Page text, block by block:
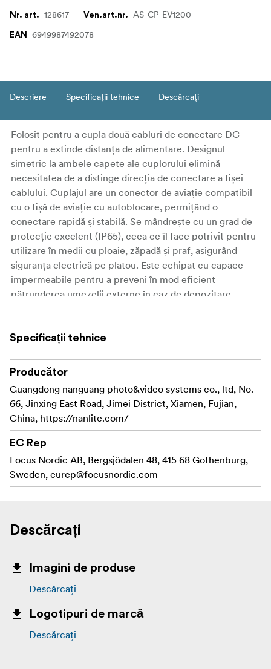
Nr. art. 128617 Ven.art.nr. AS-CP-EV1200
EAN 6949987492078
Descriere Specificații tehnice Descărcați
Folosit pentru a cupla două cabluri de conectare DC
pentru a extinde distanța de alimentare. Designul
simetric la ambele capete ale cuplorului elimină
necesitatea de a distinge direcția de conectare a fișei
cablului. Cuplajul are un conector de aviație compatibil
cu o fișă de aviație cu autoblocare, permițând o
conectare rapidă și stabilă. Se mândrește cu un grad de
protecție excelent (IP65), ceea ce îl face potrivit pentru
utilizare în medii cu ploaie, zăpadă și praf, asigurând
siguranța electrică pe platou. Este echipat cu capace
impermeabile pentru a preveni în mod eficient
pătrunderea umezelii externe în caz de depozitare
Clasificare IP: IP65 * Compatibil cu: Cabluri de
conectare DC ale Evoke 1200/1200B/900C
Include:
AS-CP-EV1200 Cuplaj pentru cablu de extensie DC
pentru Evoke 1200/1200B/900C ×1
Manual de utilizare ×1
Notă: Cablurile de extensie DC pentru Evoke
1200/1200B/900C sunt disponibile în trei opțiuni de
lungime: 7,5m, 10m și 12m. La cuplare, lungimea totală a
Specificații tehnice
Producător
Guangdong nanguang photo&video systems co., ltd, No.
66, Jinxing East Road, Jimei District, Xiamen, Fujian,
China, https://nanlite.com/
EC Rep
Focus Nordic AB, Bergsjödalen 48, 415 68 Gothenburg,
Sweden, eurep@focusnordic.com
Descărcați
Imagini de produse
Descărcați
Logotipuri de marcă
Descărcați